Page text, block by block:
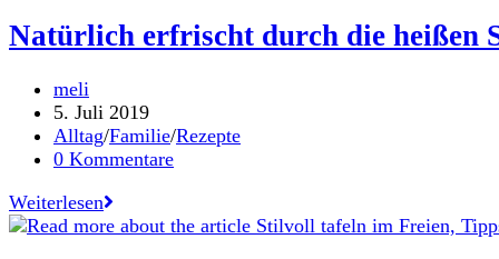
das
Mundwerk
Natürlich erfrischt durch die heißen
Beitrags-
Autor:
meli
Beitrag
veröffentlicht:
5. Juli 2019
Beitrags-
Kategorie:
Alltag/Familie/Rezepte
Beitrags-
0 Kommentare
WeiterlesenNatürlich
erfrischt